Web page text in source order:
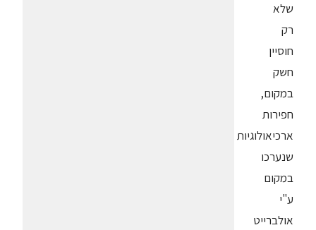
שלא
רק
חוסיין
חשק
במקום,
חפירות
ארכיאולוגיות
שנערכו
במקום
ע"י
אולברייט